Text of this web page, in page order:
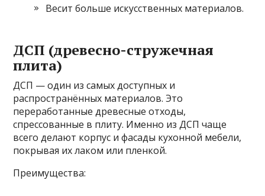
Весит больше искусственных материалов.
ДСП (древесно-стружечная
плита)
ДСП — один из самых доступных и
распространённых материалов. Это
переработанные древесные отходы,
спрессованные в плиту. Именно из ДСП чаще
всего делают корпус и фасады кухонной мебели,
покрывая их лаком или пленкой.
Преимущества: